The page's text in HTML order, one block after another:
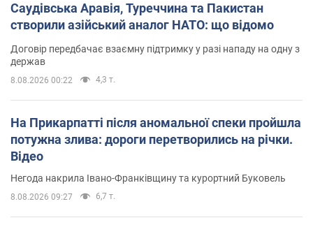
Саудівська Аравія, Туреччина та Пакистан
створили азійський аналог НАТО: що відомо
Договір передбачає взаємну підтримку у разі нападу на одну з
держав
8.08.2026 00:22 4,3 т.
На Прикарпатті після аномальної спеки пройшла
потужна злива: дороги перетворились на річки.
Відео
Негода накрила Івано-Франківщину та курортний Буковель
8.08.2026 09:27 6,7 т.